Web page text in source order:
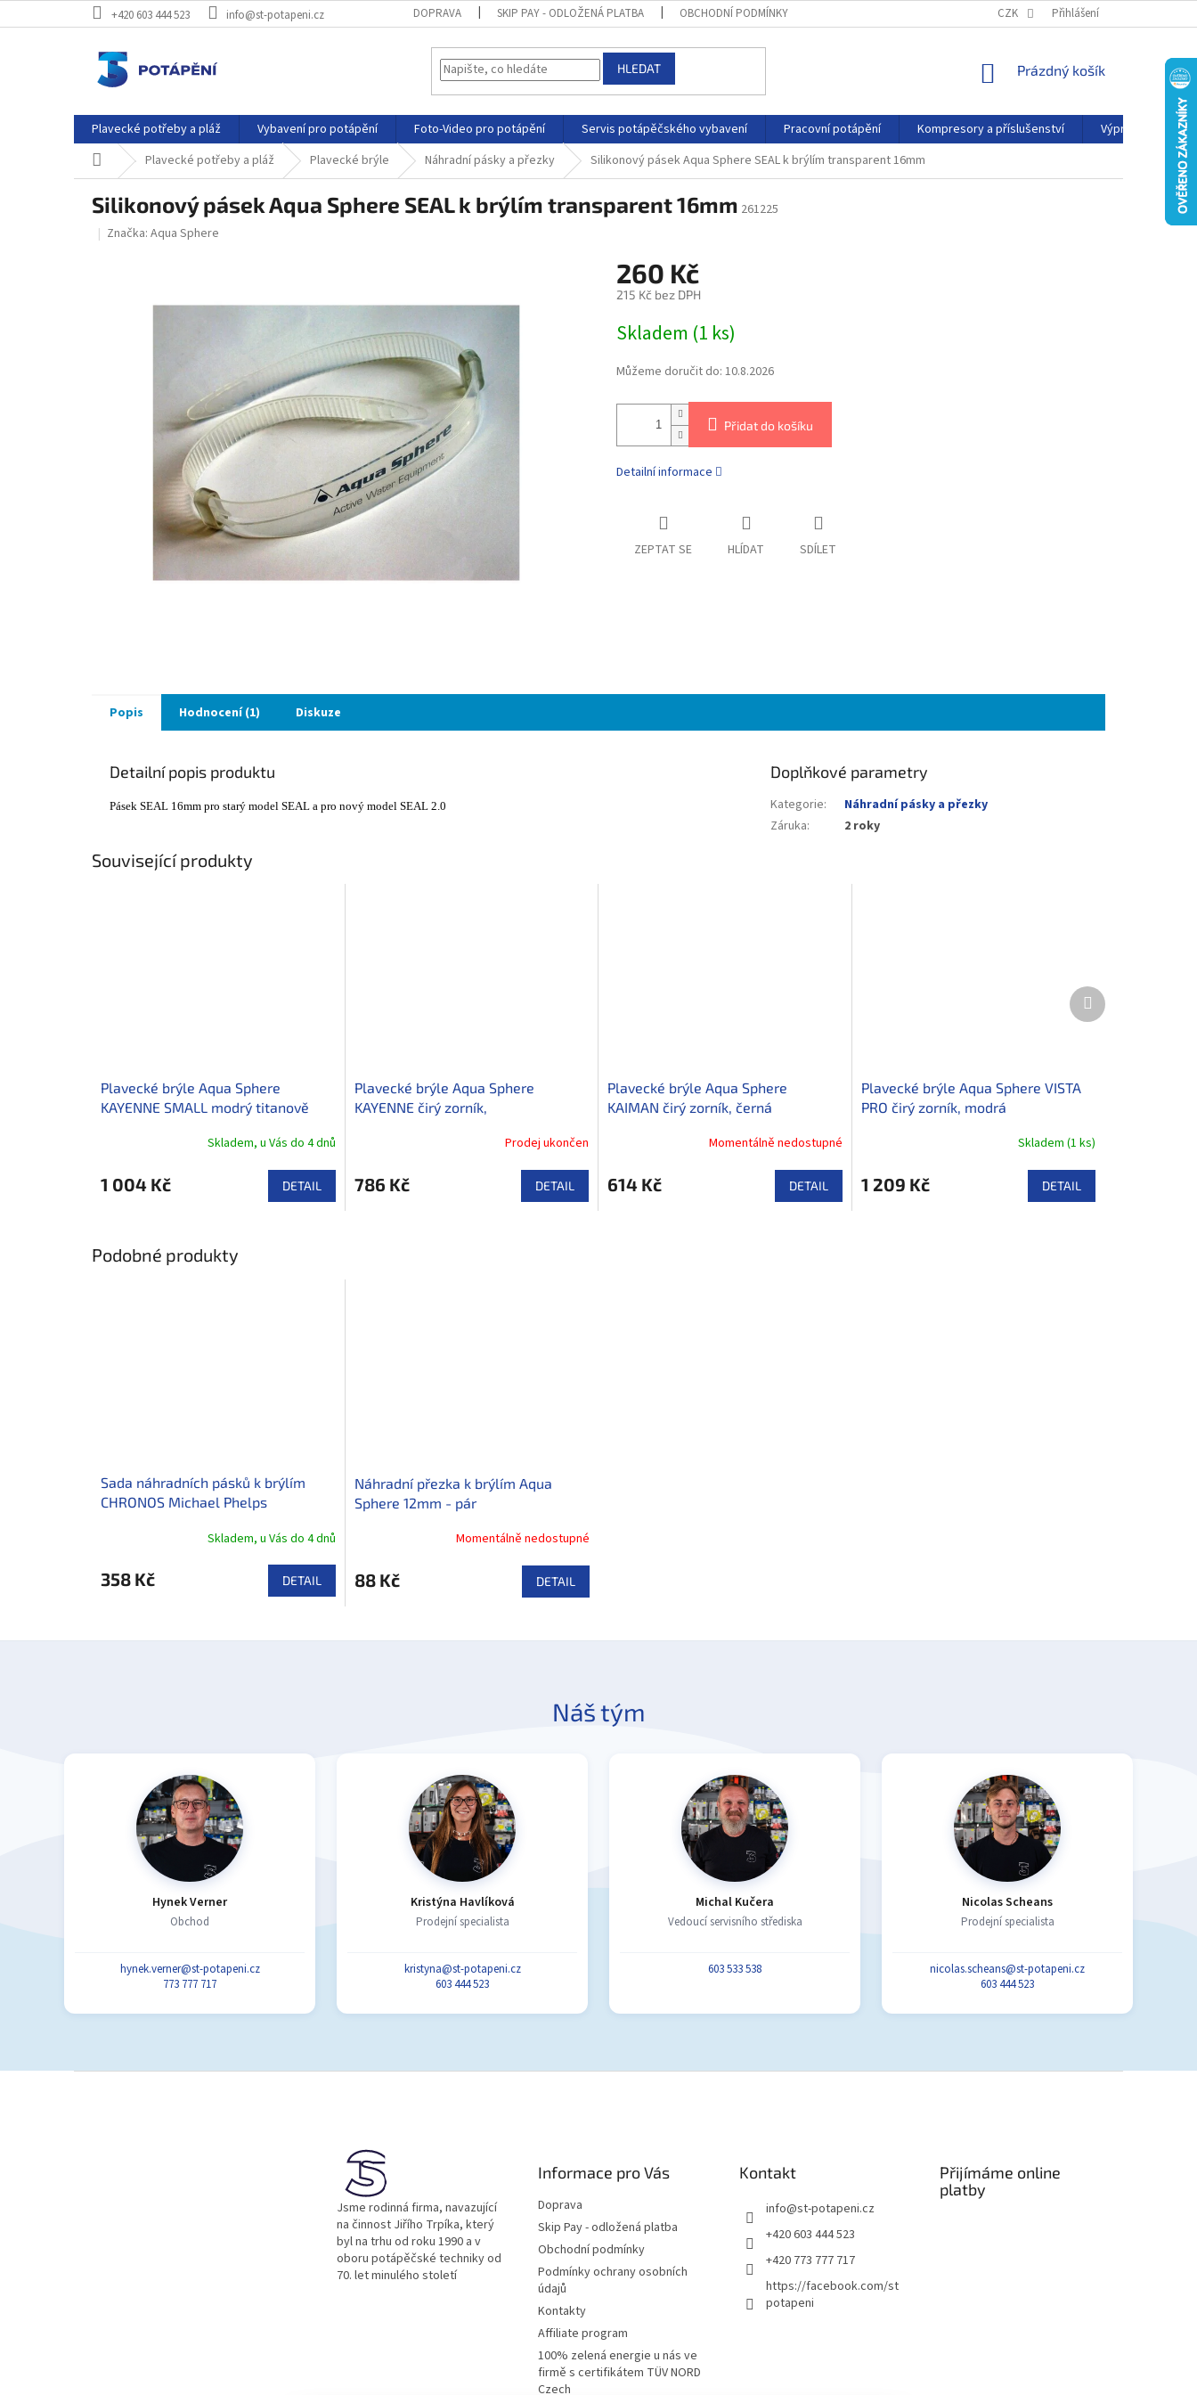
na
+420 603 444 523 info@st-potapeni.cz DOPRAVA SKIP PAY - ODLOŽENÁ PLATBA OBCHODNÍ PODMÍNKY PODMÍNKY OCHRANY OSOBNÍCH ÚDAJŮ KONTAKTY
CZK Přihlášení
HLEDAT
NÁKUPNÍ
Prázdný košík
Plavecké potřeby a pláž Vybavení pro potápění Foto-Video pro potápění Servis potápěčského vybavení Pracovní potápění Kompresory a příslušenství Výprodej
Domů Plavecké potřeby a pláž Plavecké brýle Náhradní pásky a přezky Silikonový pásek Aqua Sphere SEAL k brýlím transparent 16mm
Silikonový pásek Aqua Sphere SEAL k brýlím transparent 16mm 261225
Značka: Aqua Sphere
260 Kč
215 Kč bez DPH
Skladem (1 ks)
Můžeme doručit do: 10.8.2026
Přidat do košíku
Detailní informace
ZEPTAT SE HLÍDAT SDÍLET
Popis Hodnocení (1) Diskuze
Detailní popis produktu
Pásek SEAL 16mm pro starý model SEAL a pro nový model SEAL 2.0
Doplňkové parametry
Kategorie:
Náhradní pásky a přezky
Záruka: 2 roky
Související produkty
Plavecké brýle Aqua Sphere
KAYENNE SMALL modrý titanově
Skladem, u Vás do 4 dnů
1 004 Kč DETAIL
Plavecké brýle Aqua Sphere
KAYENNE čirý zorník,
Prodej ukončen
786 Kč DETAIL
Plavecké brýle Aqua Sphere
KAIMAN čirý zorník, černá
Momentálně nedostupné
614 Kč DETAIL
Plavecké brýle Aqua Sphere VISTA
PRO čirý zorník, modrá
Skladem (1 ks)
1 209 Kč DETAIL
Další
produkt
Podobné produkty
Sada náhradních pásků k brýlím
CHRONOS Michael Phelps
Skladem, u Vás do 4 dnů
358 Kč DETAIL
Náhradní přezka k brýlím Aqua
Sphere 12mm - pár
Momentálně nedostupné
88 Kč DETAIL
Náš tým
Hynek Verner
Obchod
hynek.verner@st-potapeni.cz
773 777 717
Kristýna Havlíková
Prodejní specialista
kristyna@st-potapeni.cz
603 444 523
Michal Kučera
Vedoucí servisního střediska
603 533 538
Nicolas Scheans
Prodejní specialista
nicolas.scheans@st-potapeni.cz
603 444 523
Jsme rodinná firma, navazující
na činnost Jiřího Trpíka, který
byl na trhu od roku 1990 a v
oboru potápěčské techniky od
70. let minulého století
Informace pro Vás
Doprava
Skip Pay - odložená platba
Obchodní podmínky
Podmínky ochrany osobních
údajů
Kontakty
Affiliate program
100% zelená energie u nás ve
firmě s certifikátem TÜV NORD
Czech
Kontakt
info@st-potapeni.cz
+420 603 444 523
+420 773 777 717
https://facebook.com/st
potapeni
Přijímáme online
platby